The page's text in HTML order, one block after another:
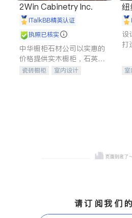
2Win Cabinetry Inc.
iTalkBB精英认证
执照已核实
中华橱柜石材公司以实惠的
价格提供实木橱柜，石英石
台面，多种优质不锈钢水
瓷砖橱柜
室内设计
纽
A
设
打
请订阅我们